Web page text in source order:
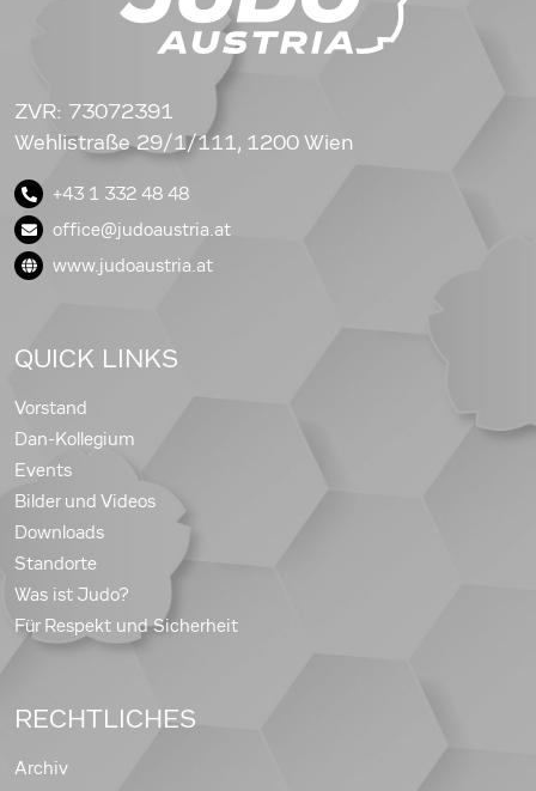
ZVR: 73072391
Wehlistraße 29/1/111, 1200 Wien
+43 1 332 48 48
office@judoaustria.at
www.judoaustria.at
QUICK LINKS
Vorstand
Dan-Kollegium
Events
Bilder und Videos
Downloads
Standorte
Was ist Judo?
Für Respekt und Sicherheit
RECHTLICHES
Archiv